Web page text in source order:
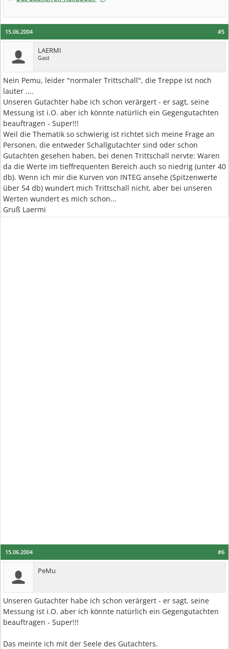
#5
15.06.2004
LAERMI
Gast
Nein Pemu, leider "normaler Trittschall", die Treppe ist noch
lauter ....
Unseren Gutachter habe ich schon verärgert - er sagt, seine
Messung ist i.O. aber ich könnte natürlich ein Gegengutachten
beauftragen - Super!!!
Weil die Thematik so schwierig ist richtet sich meine Frage an
Personen, die entweder Schallgutachter sind oder schon
Gutachten gesehen haben, bei denen Trittschall nervte: Waren
da die Werte im tieffrequenten Bereich auch so niedrig (unter 40
db). Wenn ich mir die Kurven von INTEG ansehe (Spitzenwerte
über 54 db) wundert mich Trittschall nicht, aber bei unseren
Werten wundert es mich schon...
Gruß Laermi
#6
15.06.2004
PeMu
Unseren Gutachter habe ich schon verärgert - er sagt, seine
Messung ist i.O. aber ich könnte natürlich ein Gegengutachten
beauftragen - Super!!!
Das meinte ich mit der Seele des Gutachters.